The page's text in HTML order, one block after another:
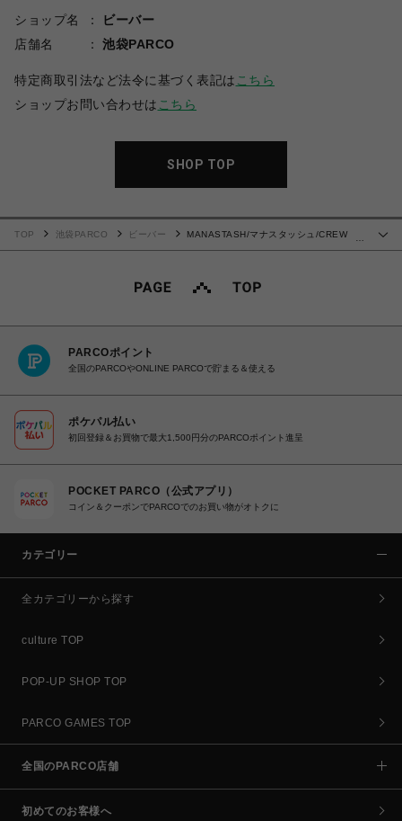
ショップ名
ビーバー
店舗名
池袋PARCO
特定商取引法など法令に基づく表記は こちら
ショップお問い合わせは こちら
SHOP TOP
TOP 池袋PARCO ビーバー
MANASTASH/マナスタッシュ/CREW
PARCOポイント
全国のPARCOやONLINE PARCOで貯まる＆使える
ポケパル払い
初回登録＆お買物で最大1,500円分のPARCOポイント進呈
POCKET PARCO（公式アプリ）
コイン＆クーポンでPARCOでのお買い物がオトクに
カテゴリー
全カテゴリーから探す
culture TOP
POP-UP SHOP TOP
PARCO GAMES TOP
全国のPARCO店舗
初めてのお客様へ